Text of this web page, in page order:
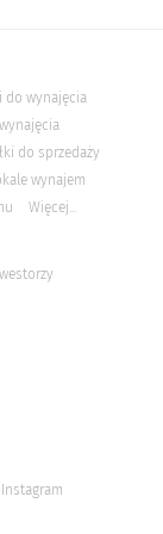
do wynajęcia
do sprzedaży
wynajem
Więcej...
Instagram